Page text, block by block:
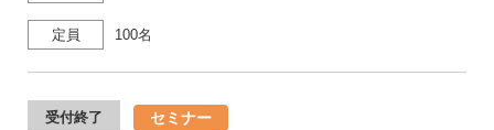
定員 100名
受付終了 セミナー